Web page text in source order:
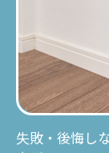
失敗・後悔し